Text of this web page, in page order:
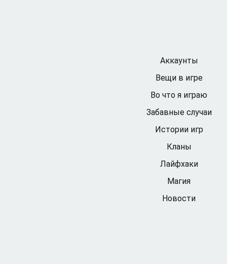
Аккаунты
Вещи в игре
Во что я играю
Забавные случаи
Истории игр
Кланы
Лайфхаки
Магия
Новости